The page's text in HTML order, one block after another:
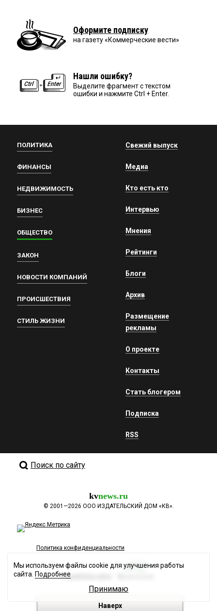
Оформите подписку
на газету «Коммерческие вести»
Нашли ошибку?
Выделите фрагмент с текстом
ошибки и нажмите Ctrl + Enter.
ПОЛИТИКА
ФИНАНСЫ
НЕДВИЖИМОСТЬ
БИЗНЕС
ОБЩЕСТВО
ЗАКОН
НОВОСТИ КОМПАНИЙ
ПРОИСШЕСТВИЯ
СТИЛЬ ЖИЗНИ
Свежий выпуск
Медиа
Кто есть кто
Интервью
Мнения
Рейтинги
Блоги
Архив
Размещение
рекламы
О проекте
Контакты
Стать блогером
Подписка
RSS
Поиск по сайту
kvnews.ru
© 2001—2026 ООО ИЗДАТЕЛЬСКИЙ ДОМ «КВ».
Политика конфиденциальности
Разработка сайта
Наверх
Мы используем файлы cookie для улучшения работы
сайта. Подробнее
Принимаю